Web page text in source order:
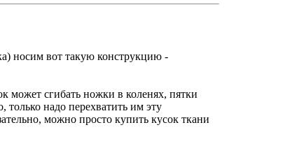
носим вот такую конструкцию -
может сгибать ножки в коленях, пятки
надо перехватить им эту
можно просто купить кусок ткани